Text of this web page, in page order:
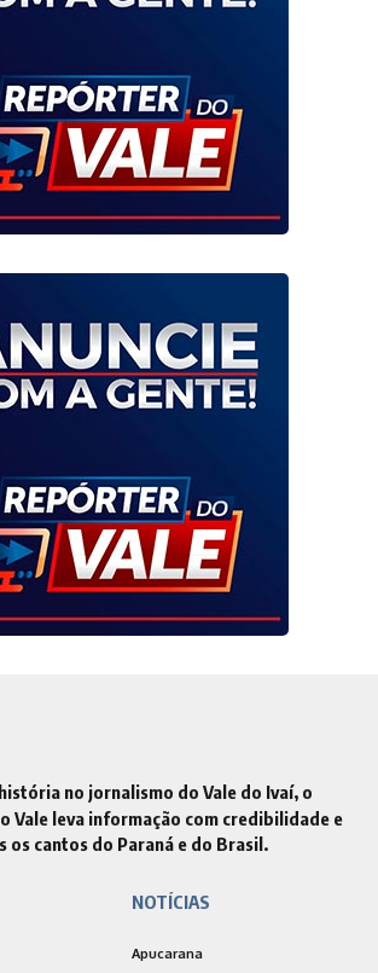
no jornalismo do Vale do Ivaí, o
Vale leva informação com credibilidade e
os cantos do Paraná e do Brasil.
NOTÍCIAS
Apucarana